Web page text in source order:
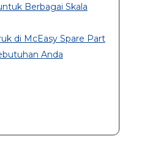
Berbagai Skala
di McEasy Spare Part
Anda